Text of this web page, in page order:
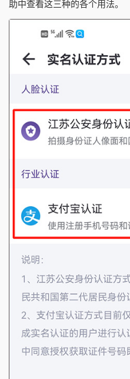
助中查看这三种的各个用法。